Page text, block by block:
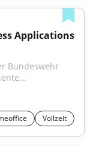
Applications
Bundeswehr
Vollzeit